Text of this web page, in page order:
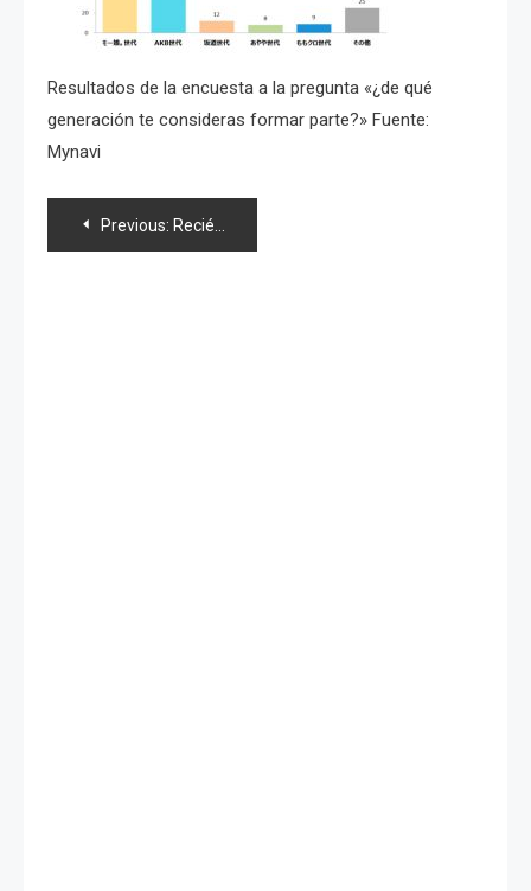
Resultados de la encuesta a la pregunta «¿de qué
generación te consideras formar parte?» Fuente:
Mynavi
Navegación
Previous: Recién egresados que ingresan a trabajar son en su mayoría «fans de Morning Musume»